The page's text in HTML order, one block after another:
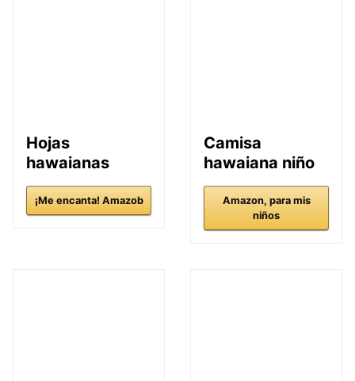
Hojas
hawaianas
¡Me encanta! Amazob
Camisa
hawaiana niño
Amazon, para mis
niños